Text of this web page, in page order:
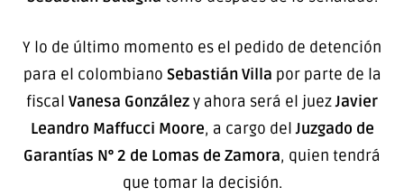
Y lo de último momento es el pedido de detención
para el colombiano Sebastián Villa por parte de la
fiscal Vanesa Gonzálezy ahora será el juezJavier
Leandro Maffucci Moore, a cargo delJuzgado de
Garantías N° 2 de Lomas de Zamora, quien tendrá
que tomar la decisión.